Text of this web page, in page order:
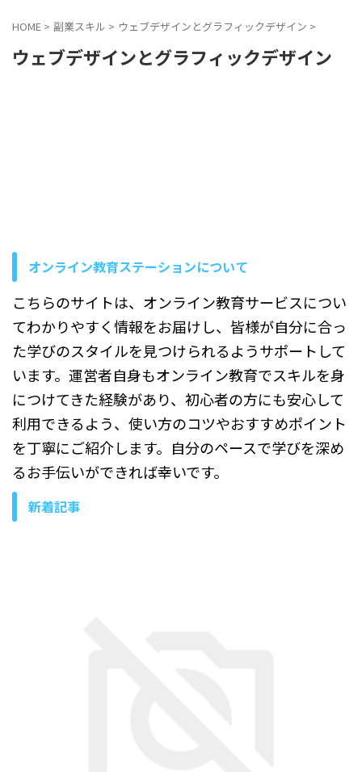
HOME > 副業スキル > ウェブデザインとグラフィックデザイン >
ウェブデザインとグラフィックデザイン
オンライン教育ステーションについて
こちらのサイトは、オンライン教育サービスについ
てわかりやすく情報をお届けし、皆様が自分に合っ
た学びのスタイルを見つけられるようサポートして
います。運営者自身もオンライン教育でスキルを身
につけてきた経験があり、初心者の方にも安心して
利用できるよう、使い方のコツやおすすめポイント
を丁寧にご紹介します。自分のペースで学びを深め
るお手伝いができれば幸いです。
新着記事